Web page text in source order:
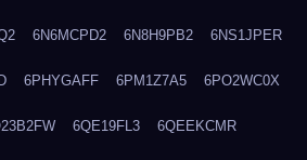
6N6MCPD2 6N8H9PB2 6NS1JPER
6PHYGAFF 6PM1Z7A5 6PO2WC0X
6QE19FL3 6QEEKCMR